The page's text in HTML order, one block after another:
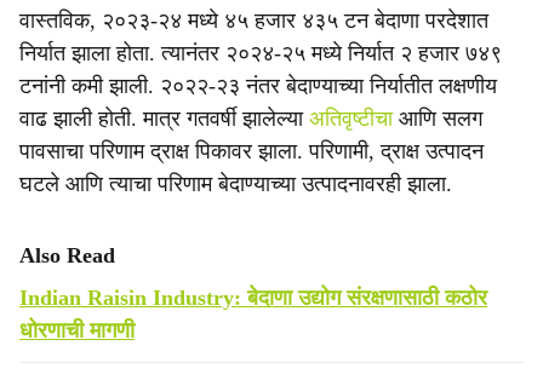
वास्तविक, २०२३-२४ मध्ये ४५ हजार ४३५ टन बेदाणा परदेशात
निर्यात झाला होता. त्यानंतर २०२४-२५ मध्ये निर्यात २ हजार ७४९
टनांनी कमी झाली. २०२२-२३ नंतर बेदाण्याच्या निर्यातीत लक्षणीय
वाढ झाली होती. मात्र गतवर्षी झालेल्या अतिवृष्टीचाआणि सलग
पावसाचा परिणाम द्राक्ष पिकावर झाला. परिणामी, द्राक्ष उत्पादन
घटले आणि त्याचा परिणाम बेदाण्याच्या उत्पादनावरही झाला.
Also Read
Indian Raisin Industry: बेदाणा उद्योग संरक्षणासाठी कठोर
धोरणाची मागणी